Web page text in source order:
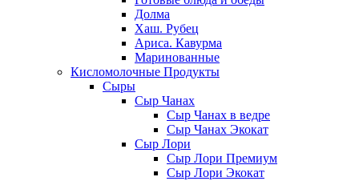
Долма
Хаш. Рубец
Ариса. Кавурма
Маринованные
Кисломолочные Продукты
Сыры
Сыр Чанах
Сыр Чанах в ведре
Сыр Чанах Экокат
Сыр Лори
Сыр Лори Премиум
Сыр Лори Экокат